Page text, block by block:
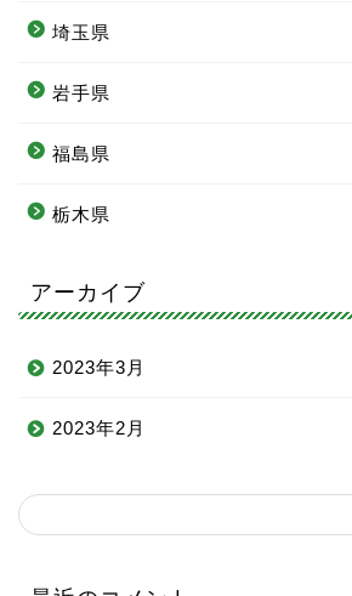
埼玉県
岩手県
福島県
栃木県
アーカイブ
2023年3月
2023年2月